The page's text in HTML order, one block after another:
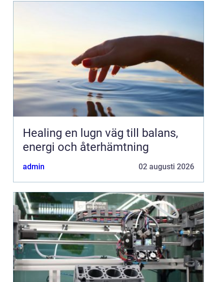
Healing en lugn väg till balans,
energi och återhämtning
admin 02 augusti 2026